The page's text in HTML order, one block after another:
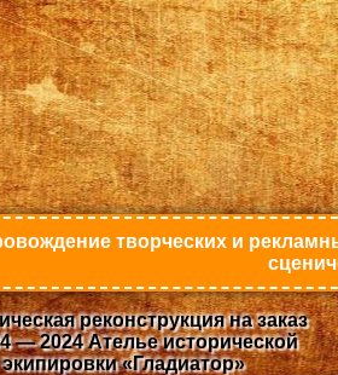
творческих и
реконструкция на заказ
— 2024 Ателье исторической
экипировки «Гладиатор»